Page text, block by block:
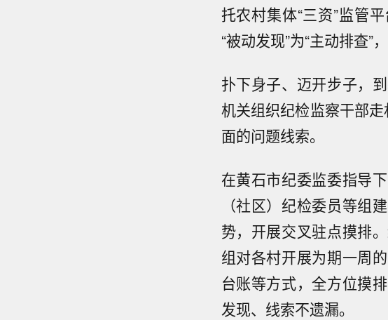
托农村集体“三资”监管
“被动发现”为“主动排查”
扑下身子、迈开步子，
机关组织纪检监察干部
面的问题线索。
在黄石市纪委监委指导
（社区）纪检委员等组
势，开展交叉驻点摸排
组对各村开展为期一周
台账等方式，全方位摸
发现、线索不遗漏。